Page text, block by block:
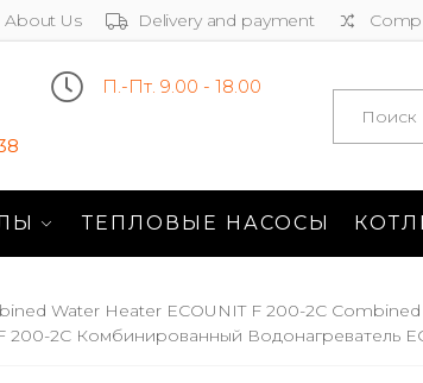
About Us Delivery and payment
П.-Пт. 9.00 - 18.00 Search
ТЕПЛОВЫЕ НАСОСЫ
Water Heater ECOUNIT F 200-2C
200-2C Комбинированный Водонагреватель